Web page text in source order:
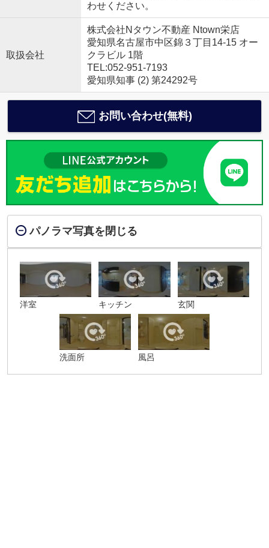
わせください。
取扱会社
株式会社Nタウン不動産 Ntown栄店
愛知県名古屋市中区錦３丁目14-15 オー
クラビル 1階
TEL:052-951-7193
愛知県知事 (2) 第24292号
お問い合わせ(無料)
パノラマ写真を閉じる
洋室 キッチン 玄関
洗面所 風呂